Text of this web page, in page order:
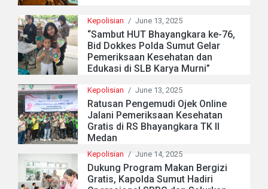
Kepolisian / June 13, 2025
“Sambut HUT Bhayangkara ke-76,
Bid Dokkes Polda Sumut Gelar
Pemeriksaan Kesehatan dan
Edukasi di SLB Karya Murni”
Kepolisian / June 13, 2025
Ratusan Pengemudi Ojek Online
Jalani Pemeriksaan Kesehatan
Gratis di RS Bhayangkara TK II
Medan
Kepolisian / June 14, 2025
Dukung Program Makan Bergizi
Gratis, Kapolda Sumut Hadiri